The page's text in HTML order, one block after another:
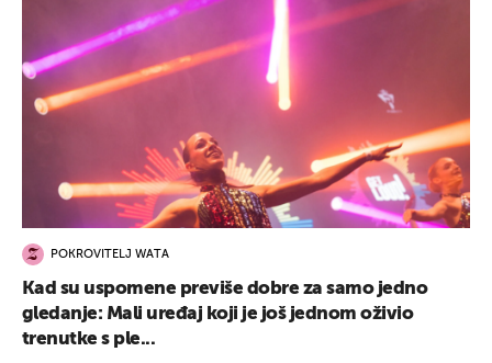
POKROVITELJ WATA
Kad su uspomene previše dobre za samo jedno
gledanje: Mali uređaj koji je još jednom oživio
trenutke s ple...